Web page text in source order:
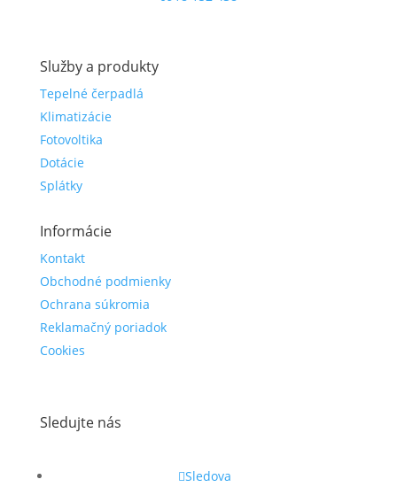
Služby a produkty
Tepelné čerpadlá
Klimatizácie
Fotovoltika
Dotácie
Splátky
Informácie
Kontakt
Obchodné podmienky
Ochrana súkromia
Reklamačný poriadok
Cookies
Sledujte nás
Sledova